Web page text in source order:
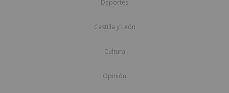
Deportes
Castilla y León
Cultura
Opinión